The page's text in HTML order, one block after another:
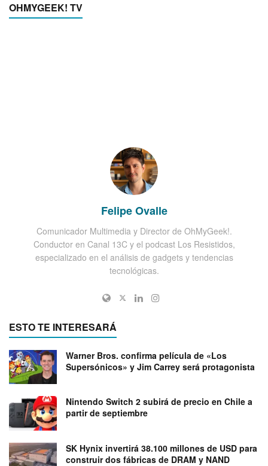
OHMYGEEK! TV
Felipe Ovalle
Comunicador Multimedia y Director de OhMyGeek!.
Conductor en Canal 13C y el podcast Los Resistidos,
especializado en el análisis de gadgets y tendencias
tecnológicas.
ESTO TE INTERESARÁ
Warner Bros. confirma película de «Los
Supersónicos» y Jim Carrey será protagonista
Nintendo Switch 2 subirá de precio en Chile a
partir de septiembre
SK Hynix invertirá 38.100 millones de USD para
construir dos fábricas de DRAM y NAND